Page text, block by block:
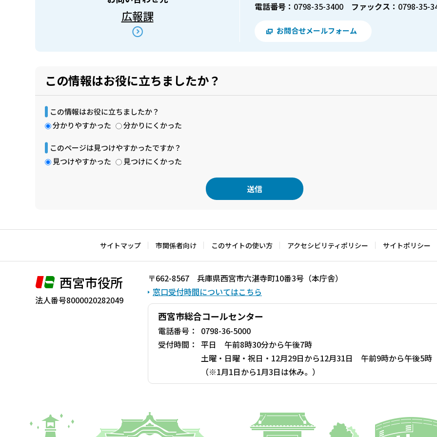
広報課
電話番号： 0798-35-3400 ファックス： 0798-35-
お問合せメールフォーム
この情報はお役に立ちましたか？
この情報はお役に立ちましたか？
分かりやすかった
分かりにくかった
このページは見つけやすかったですか？
見つけやすかった
見つけにくかった
文
で
サイトマップ 市関係者向け このサイトの使い方 アクセシビリティポリシー サイトポリシー
西宮市役所
法人番号8000020282049
〒662-8567 兵庫県西宮市六湛寺町10番3号（本庁舎）
窓口受付時間についてはこちら
西宮市総合コールセンター
電話番号：
0798-36-5000
受付時間： 平日 午前8時30分から午後7時
土曜・日曜・祝日・12月29日から12月31日 午前9時から午後5時
（※1月1日から1月3日は休み。）